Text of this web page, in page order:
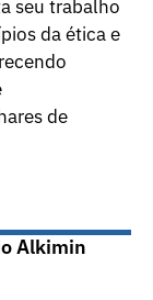
seu trabalho
da ética e
de
Alkimin